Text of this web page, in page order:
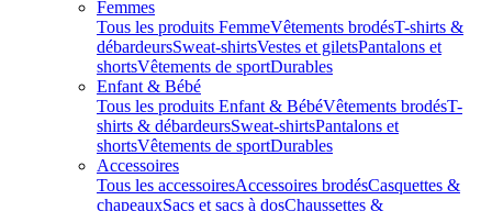
Femmes
Tous les produits FemmeVêtements brodésT-shirts &
débardeursSweat-shirtsVestes et giletsPantalons et
shortsVêtements de sportDurables
Enfant & Bébé
Tous les produits Enfant & BébéVêtements brodésT-
shirts & débardeursSweat-shirtsPantalons et
shortsVêtements de sportDurables
Accessoires
Tous les accessoiresAccessoires brodésCasquettes &
chapeauxSacs et sacs à dosChaussettes &